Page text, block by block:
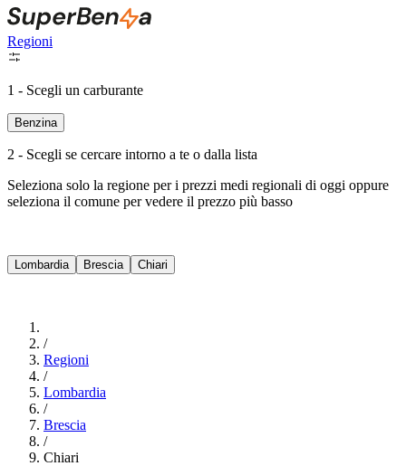
Regioni
1 - Scegli un carburante
Benzina
2 - Scegli se cercare intorno a te o dalla lista
Seleziona solo la regione per i prezzi medi regionali di oggi oppure
seleziona il comune per vedere il prezzo più basso
Lombardia Brescia Chiari
/
Regioni
/
Lombardia
/
Brescia
/
Chiari